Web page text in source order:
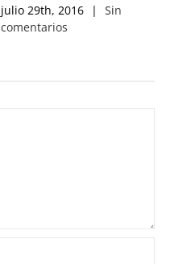
julio 29th, 2016 |
Sin
comentarios